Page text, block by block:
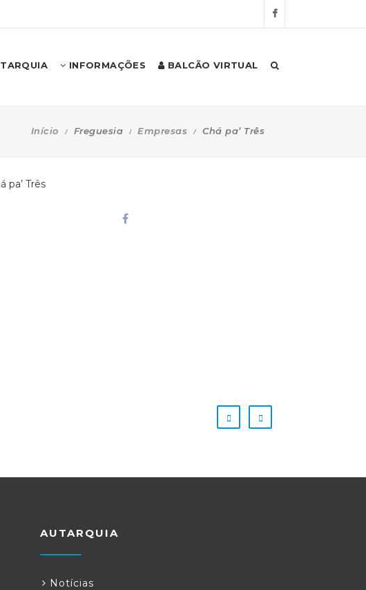
INFORMAÇÕES BALCÃO VIRTUAL
Início Freguesia Empresas Chá pa’ Três
AUTARQUIA
Notícias